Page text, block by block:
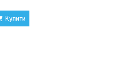
Купити